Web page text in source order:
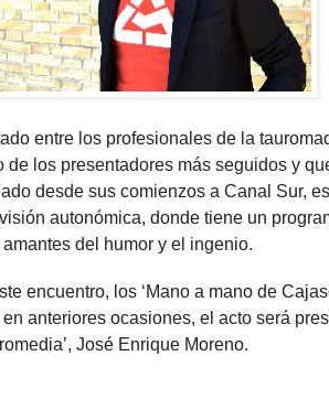
entre los profesionales de la
de los presentadores más seguidos y
desde sus comienzos a Canal Sur,
autonómica, donde tiene un
del humor y el ingenio.
encuentro, los ‘Mano a mano de
anteriores ocasiones, el acto será
José Enrique Moreno.